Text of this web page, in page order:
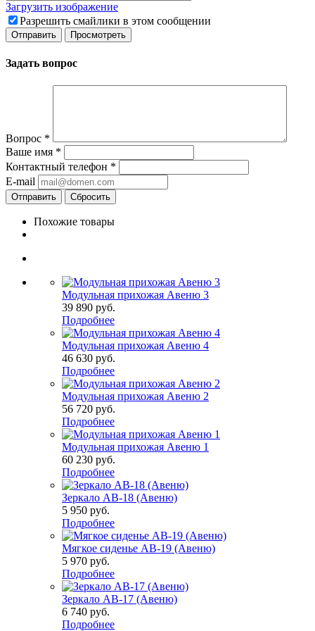
Загрузить изображение
Разрешить смайлики в этом сообщении
Задать вопрос
Вопрос *
Ваше имя *
Контактный телефон *
E-mail
Сбросить
Похожие товары
Модульная прихожая Авеню 3
39 890 руб.
Подробнее
Модульная прихожая Авеню 4
46 630 руб.
Подробнее
Модульная прихожая Авеню 2
56 720 руб.
Подробнее
Модульная прихожая Авеню 1
60 230 руб.
Подробнее
Зеркало АВ-18 (Авеню)
5 950 руб.
Подробнее
Мягкое сиденье АВ-19 (Авеню)
5 970 руб.
Подробнее
Зеркало АВ-17 (Авеню)
6 740 руб.
Подробнее